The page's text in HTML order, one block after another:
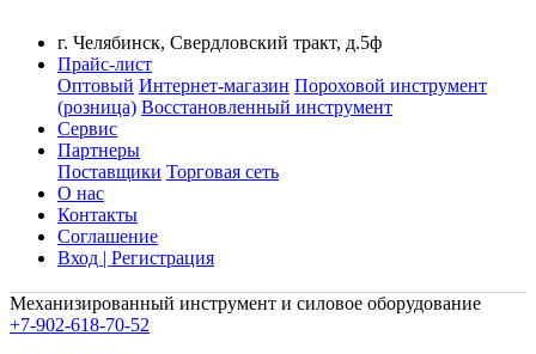
г. Челябинск, Свердловский тракт, д.5ф
Прайс-лист
Оптовый Интернет-магазин Пороховой инструмент
(розница) Восстановленный инструмент
Сервис
Партнеры
Поставщики Торговая сеть
О нас
Контакты
Соглашение
Вход | Регистрация
Механизированный инструмент и силовое оборудование
+7-902-618-70-52